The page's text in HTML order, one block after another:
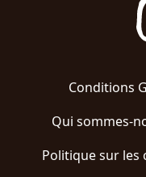
Conditions
Qui sommes-
Politique sur les